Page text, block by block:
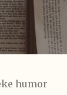
humor